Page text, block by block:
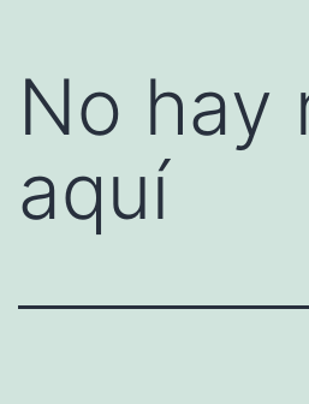
No hay
aquí